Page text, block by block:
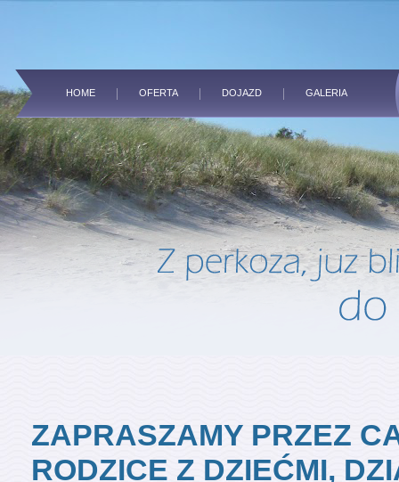
HOME OFERTA DOJAZD GALERIA
ZAPRASZAMY PRZEZ
RODZICE Z DZIEĆMI,